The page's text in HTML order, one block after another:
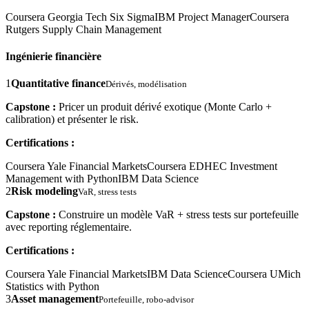
Coursera Georgia Tech Six SigmaIBM Project ManagerCoursera
Rutgers Supply Chain Management
Ingénierie financière
1Quantitative financeDérivés, modélisation
Capstone : Pricer un produit dérivé exotique (Monte Carlo +
calibration) et présenter le risk.
Certifications :
Coursera Yale Financial MarketsCoursera EDHEC Investment
Management with PythonIBM Data Science
2Risk modelingVaR, stress tests
Capstone : Construire un modèle VaR + stress tests sur portefeuille
avec reporting réglementaire.
Certifications :
Coursera Yale Financial MarketsIBM Data ScienceCoursera UMich
Statistics with Python
3Asset managementPortefeuille, robo-advisor